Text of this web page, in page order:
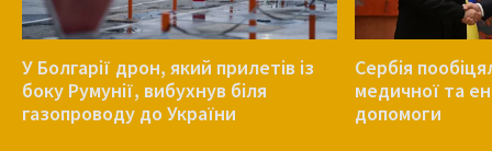
У Болгарії дрон, який прилетів із
боку Румунії, вибухнув біля
газопроводу до України
Сербія
медичної та
допомоги